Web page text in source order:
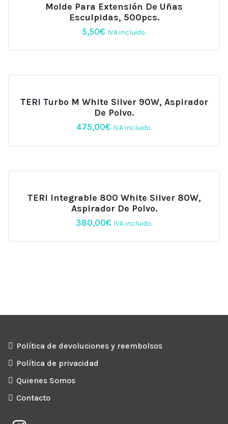
Molde Para Extensión De Uñas
Esculpidas, 500pcs.
5,50€ IVA incluido.
TERI Turbo M White Silver 90W, Aspirador
De Polvo.
475,00€ IVA incluido.
TERI Integrable 800 White Silver 80W,
Aspirador De Polvo.
380,00€ IVA incluido.
Política de devoluciones y reembolsos
Política de privacidad
Quienes Somos
Contacto